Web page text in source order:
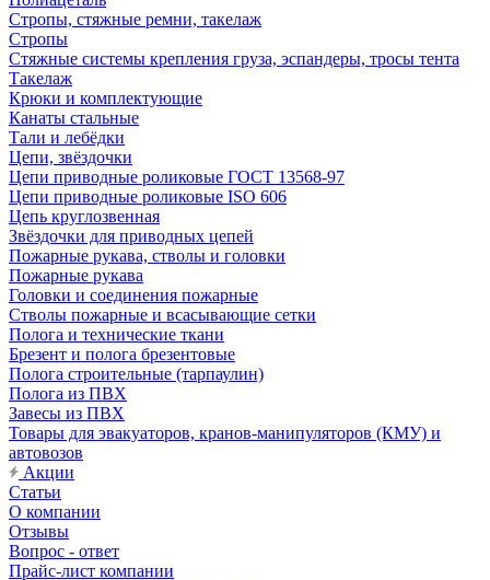
Стропы, стяжные ремни, такелаж
Стропы
Стяжные системы крепления груза, эспандеры, тросы тента
Такелаж
Крюки и комплектующие
Канаты стальные
Тали и лебёдки
Цепи, звёздочки
Цепи приводные роликовые ГОСТ 13568-97
Цепи приводные роликовые ISO 606
Цепь круглозвенная
Звёздочки для приводных цепей
Пожарные рукава, стволы и головки
Пожарные рукава
Головки и соединения пожарные
Стволы пожарные и всасывающие сетки
Полога и технические ткани
Брезент и полога брезентовые
Полога строительные (тарпаулин)
Полога из ПВХ
Завесы из ПВХ
Товары для эвакуаторов, кранов-манипуляторов (КМУ) и
автовозов
Акции
Статьи
О компании
Отзывы
Вопрос - ответ
Прайс-лист компании